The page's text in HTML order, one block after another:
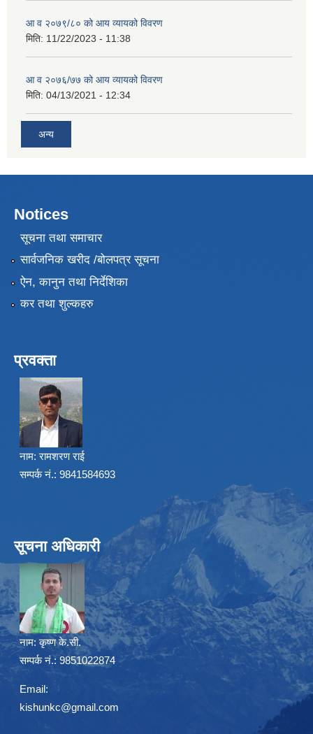
आ व २०७९/८० को आय व्यायको विवरण
मिति: 11/22/2023 - 11:38
आ व २०७६/७७ को आय व्यायको विवरण
मिति: 04/13/2021 - 12:34
अन्य
Notices
सूचना तथा समाचार
सार्वजनिक खरीद /बोलपत्र सूचना
ऐन, कानुन तथा निर्देशिका
कर तथा शुल्कहरु
प्रवक्ता
नाम: रामशरण राई
सम्पर्क नं.: 9841584693
सूचना अधिकारी
नाम: कृष्ण के.सी.
सम्पर्क नं.: 9851022874
Email:
kishunkc@gmail.com